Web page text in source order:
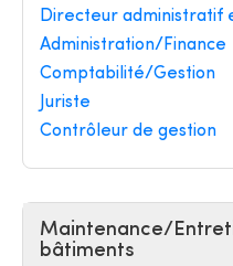
Directeur administratif
Administration/Finance
Comptabilité/Gestion
Juriste
Contrôleur de gestion
Maintenance/
bâtiments